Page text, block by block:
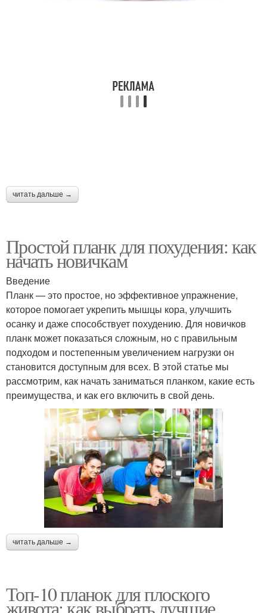
читать дальше →
Простой планк для похудения: как
начать новичкам
Введение
Планк — это простое, но эффективное упражнение,
которое помогает укрепить мышцы кора, улучшить
осанку и даже способствует похудению. Для новичков
планк может показаться сложным, но с правильным
подходом и постепенным увеличением нагрузки он
становится доступным для всех. В этой статье мы
рассмотрим, как начать заниматься планком, какие есть
преимущества, и как его включить в свой день.
читать дальше →
Топ-10 планок для плоского